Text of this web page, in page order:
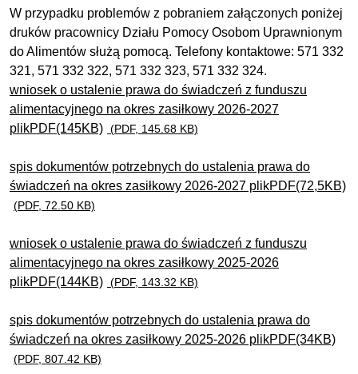
W przypadku problemów z pobraniem załączonych poniżej
druków pracownicy Działu Pomocy Osobom Uprawnionym
do Alimentów służą pomocą. Telefony kontaktowe: 571 332
321, 571 332 322, 571 332 323, 571 332 324.
wniosek o ustalenie prawa do świadczeń z funduszu
alimentacyjnego na okres zasiłkowy 2026-2027
plikPDF(145KB) (PDF, 145.68 KB)
spis dokumentów potrzebnych do ustalenia prawa do
świadczeń na okres zasiłkowy 2026-2027 plikPDF(72,5KB)
(PDF, 72.50 KB)
wniosek o ustalenie prawa do świadczeń z funduszu
alimentacyjnego na okres zasiłkowy 2025-2026
plikPDF(144KB) (PDF, 143.32 KB)
spis dokumentów potrzebnych do ustalenia prawa do
świadczeń na okres zasiłkowy 2025-2026 plikPDF(34KB)
(PDF, 807.42 KB)